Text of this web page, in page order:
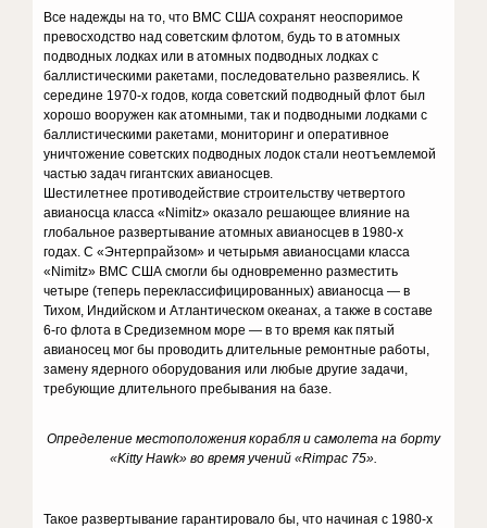
Все надежды на то, что ВМС США сохранят неоспоримое
превосходство над советским флотом, будь то в атомных
подводных лодках или в атомных подводных лодках с
баллистическими ракетами, последовательно развеялись. К
середине 1970-х годов, когда советский подводный флот был
хорошо вооружен как атомными, так и подводными лодками с
баллистическими ракетами, мониторинг и оперативное
уничтожение советских подводных лодок стали неотъемлемой
частью задач гигантских авианосцев.
Шестилетнее противодействие строительству четвертого
авианосца класса «Nimitz» оказало решающее влияние на
глобальное развертывание атомных авианосцев в 1980-х
годах. С «Энтерпрайзом» и четырьмя авианосцами класса
«Nimitz» ВМС США смогли бы одновременно разместить
четыре (теперь переклассифицированных) авианосца — в
Тихом, Индийском и Атлантическом океанах, а также в составе
6-го флота в Средиземном море — в то время как пятый
авианосец мог бы проводить длительные ремонтные работы,
замену ядерного оборудования или любые другие задачи,
требующие длительного пребывания на базе.
Определение местоположения корабля и самолета на борту
«Kitty Hawk» во время учений «Rimpac 75».
Такое развертывание гарантировало бы, что начиная с 1980-х